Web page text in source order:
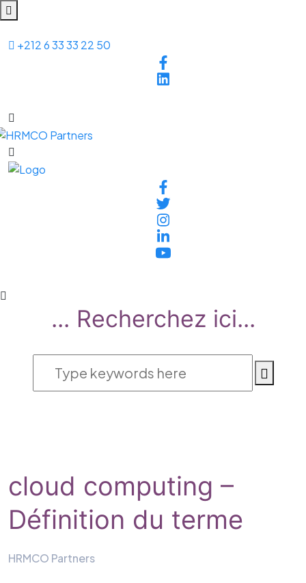
+212 6 33 33 22 50
... Recherchez ici...
cloud computing –
Définition du terme
HRMCO Partners